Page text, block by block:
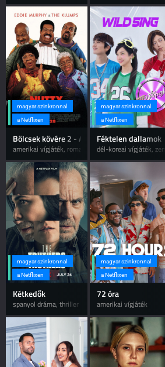
magyar szinkronnal
a Netflixen
Bölcsek kövére 2 - A Klump család
amerikai vígjáték, romantikus
magyar szinkronnal
a Netflixen
Féktelen dallamok
dél-koreai vígjáték, zene
magyar szinkronnal
a Netflixen
Kétkedők
spanyol dráma, thriller
magyar szinkronnal
a Netflixen
72 óra
amerikai vígjáték